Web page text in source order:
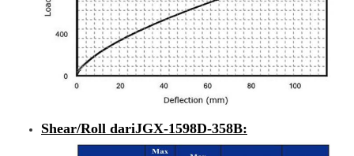
Shear/Roll dariJGX-1598D-358B: